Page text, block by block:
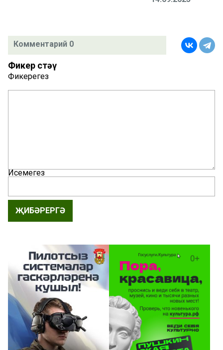
Комментарий 0
Фикер өстәү
Фикерегез
Исемегез
ҖИБӘРЕРГӘ